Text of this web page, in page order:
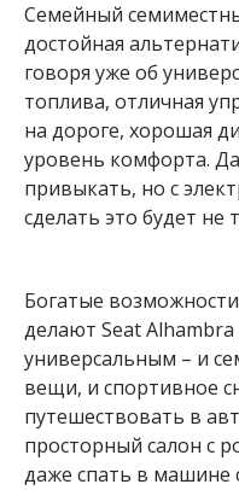
Семейный
достойная
говоря уже об
топлива, отличная
на дороге, хорошая
уровень комфорта.
привыкать, но с
сделать это будет не
Богатые
делают Seat
универсальным – и
вещи, и спортивное
путешествовать в
просторный салон с
даже спать в машине